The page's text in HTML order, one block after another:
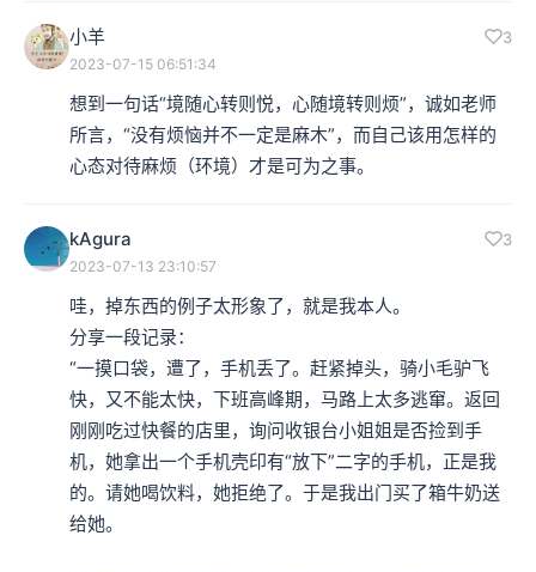
小羊 3
2023-07-15 06:51:34
想到一句话“境随心转则悦，心随境转则烦”，诚如老师
所言，“没有烦恼并不一定是麻木”，而自己该用怎样的
心态对待麻烦（环境）才是可为之事。
kAgura 3
2023-07-13 23:10:57
哇，掉东西的例子太形象了，就是我本人。
分享一段记录：
“一摸口袋，遭了，手机丢了。赶紧掉头，骑小毛驴飞
快，又不能太快，下班高峰期，马路上太多逃窜。返回
刚刚吃过快餐的店里，询问收银台小姐姐是否捡到手
机，她拿出一个手机壳印有“放下”二字的手机，正是我
的。请她喝饮料，她拒绝了。于是我出门买了箱牛奶送
给她。